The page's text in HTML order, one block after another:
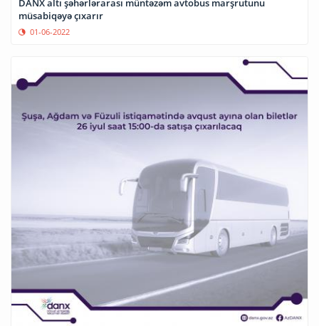
DANX altı şəhərlərarası müntəzəm avtobus marşrutunu
müsabiqəyə çıxarır
01-06-2022